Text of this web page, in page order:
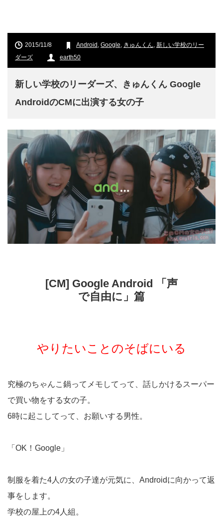
2015/11/8 Android , Google, きゅんくん, 新しい学校のリー
ダーズ
earth50
新しい学校のリーダーズ、きゅんくん Google
AndroidのCMに出演する女の子
[CM] Google Android 「声
で自由に」篇
やりたいことのそばにいる
究極のちゃんこ鍋ってメモしてって、話しかけるスーパー
で買い物をする女の子。
6時に起こしてって、お願いする男性。
「OK！Google」
制服を着た4人の女の子達が元気に、Androidに向かって返
事をします。
学校の屋上の4人組。